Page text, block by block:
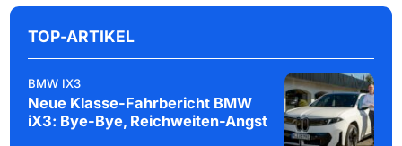
TOP-ARTIKEL
BMW IX3
Neue Klasse-Fahrbericht BMW
iX3: Bye-Bye, Reichweiten-Angst